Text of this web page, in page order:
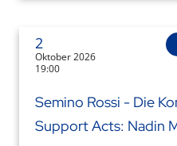
2
Oktober 2026
19:00
Semino Rossi - Die
Support Acts: Nadin